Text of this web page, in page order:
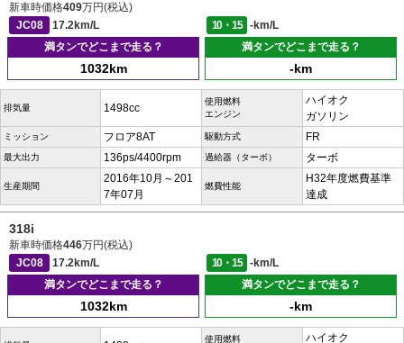
新車時価格409万円(税込)
JC08
17.2km/L 10・15
-km/L
満タンでどこまで走る？
1032km
満タンでどこまで走る？
-km
排気量 1498cc
使用燃料
エンジン
ハイオク
ガソリン
ミッション フロア8AT 駆動方式 FR
最大出力 136ps/4400rpm 過給器（ターボ） ターボ
生産期間
2016年10月～201
7年07月
燃費性能
H32年度燃費基準
達成
318i
新車時価格446万円(税込)
JC08
17.2km/L 10・15
-km/L
満タンでどこまで走る？
1032km
満タンでどこまで走る？
-km
使用燃料
ハイオク